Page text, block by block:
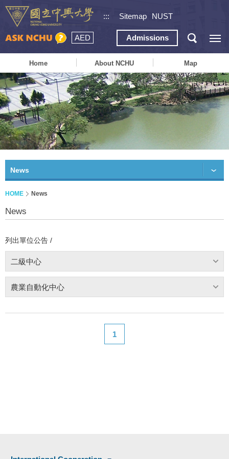
::: Sitemap NUST
AED Admissions
Home About NCHU Map
News
HOME News
News
列出單位公告 /
二級中心
農業自動化中心
1